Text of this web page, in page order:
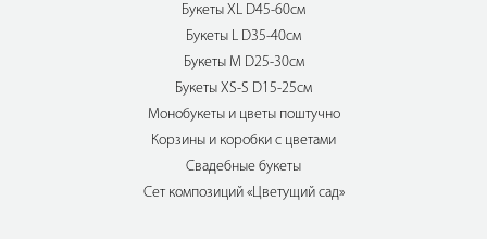
Букеты XL D45-60см
Букеты L D35-40см
Букеты M D25-30см
Букеты XS-S D15-25см
Монобукеты и цветы поштучно
Корзины и коробки с цветами
Свадебные букеты
Сет композиций «Цветущий сад»